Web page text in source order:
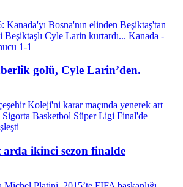
golü, Cyle Larin’den.
ikinci sezon finalde